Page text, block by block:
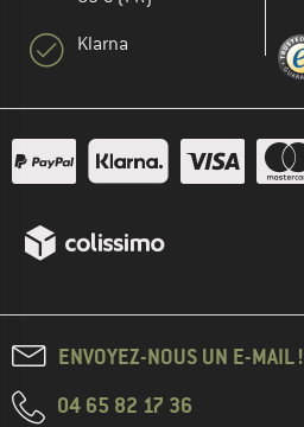
Klarna
ENVOYEZ-NOUS UN E-MAIL !
04 65 82 17 36